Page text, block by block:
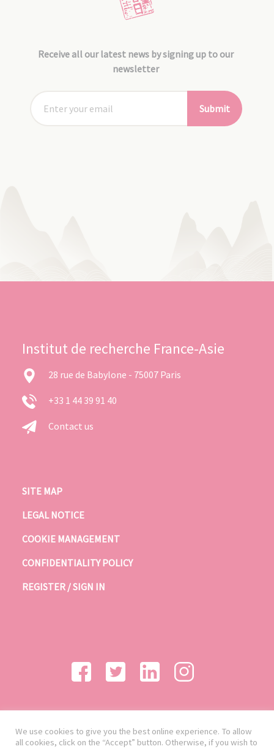
Receive all our latest news by signing up to our
newsletter
Submit
Institut de recherche France-Asie
28 rue de Babylone - 75007 Paris
+33 1 44 39 91 40
Contact us
SITE MAP
LEGAL NOTICE
COOKIE MANAGEMENT
CONFIDENTIALITY POLICY
REGISTER / SIGN IN
We use cookies to give you the best online experience. To allow
all cookies, click on the “Accept” button. Otherwise, if you wish to